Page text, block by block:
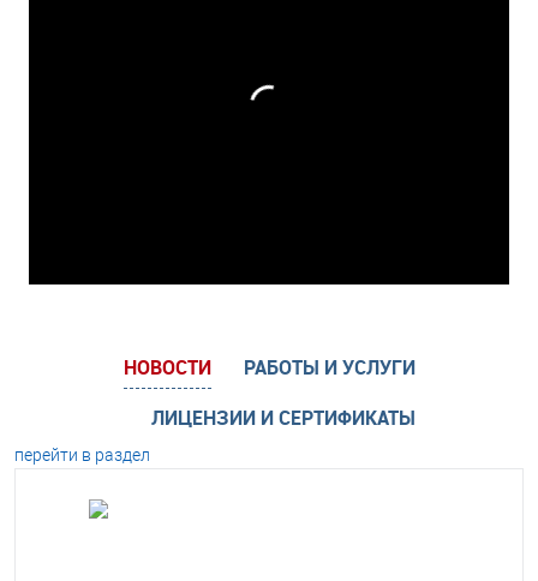
НОВОСТИ
РАБОТЫ И УСЛУГИ
ЛИЦЕНЗИИ И СЕРТИФИКАТЫ
перейти в раздел